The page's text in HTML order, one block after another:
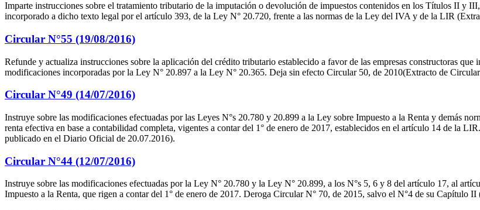
Imparte instrucciones sobre el tratamiento tributario de la imputación o devolución de impuestos contenidos en los Títulos II y
incorporado a dicho texto legal por el artículo 393, de la Ley N° 20.720, frente a las normas de la Ley del IVA y de la LIR
Circular N°55 (19/08/2016)
Refunde y actualiza instrucciones sobre la aplicación del crédito tributario establecido a favor de las empresas constructoras
modificaciones incorporadas por la Ley N° 20.897 a la Ley N° 20.365. Deja sin efecto Circular 50, de 2010(Extracto de
Circular N°49 (14/07/2016)
Instruye sobre las modificaciones efectuadas por las Leyes N°s 20.780 y 20.899 a la Ley sobre Impuesto a la Renta y demás
renta efectiva en base a contabilidad completa, vigentes a contar del 1° de enero de 2017, establecidos en el artículo 14 de la
publicado en el Diario Oficial de 20.07.2016).
Circular N°44 (12/07/2016)
Instruye sobre las modificaciones efectuadas por la Ley N° 20.780 y la Ley N° 20.899, a los N°s 5, 6 y 8 del artículo 17, al
Impuesto a la Renta, que rigen a contar del 1° de enero de 2017. Deroga Circular N° 70, de 2015, salvo el N°4 de su